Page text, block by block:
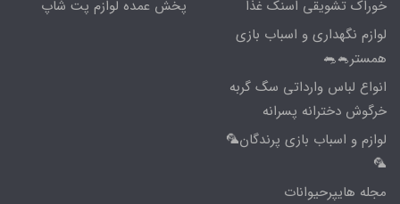
خوراک تشویقی اسنک غذا
لوازم نگهداری و اسباب بازی
همستر🐁🐀
انواع لباس وارداتی سگ گربه
خرگوش دخترانه پسرانه
لوازم و اسباب بازی پرندگان🦜
🦜
مجله هایپرحیوانات
پخش عمده لوازم پت شاپ